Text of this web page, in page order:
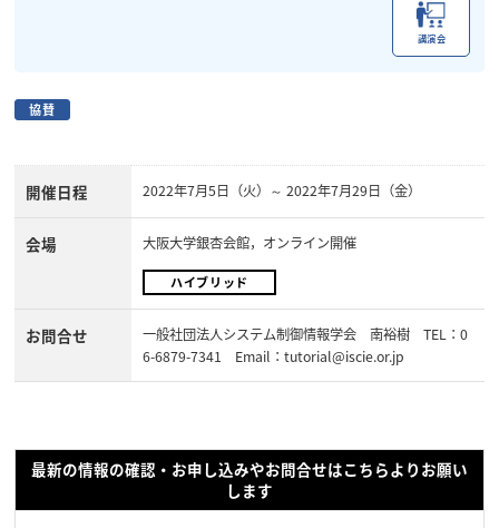
講演会
協賛
開催日程 2022年7月5日（火）～ 2022年7月29日（金）
会場 大阪大学銀杏会館，オンライン開催
ハイブリッド
お問合せ
一般社団法人システム制御情報学会 南裕樹 TEL：0
6-6879-7341 Email：tutorial@iscie.or.jp
最新の情報の確認・お申し込みやお問合せはこちらよりお願い
します